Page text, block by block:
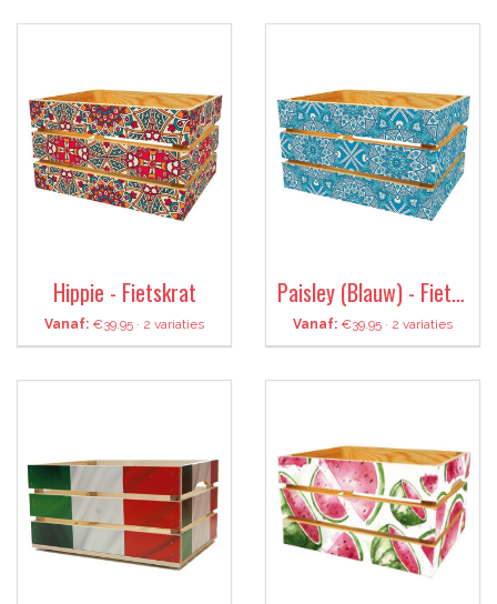
Hippie - Fietskrat
Vanaf: €39.95 · 2 variaties
Paisley (Blauw) - Fietskrat
Vanaf: €39.95 · 2 variaties